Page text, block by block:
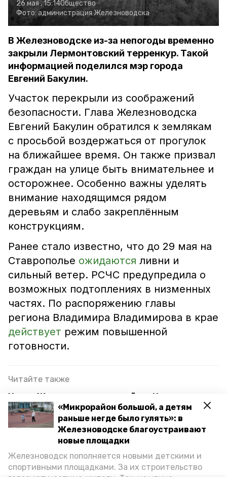
«Микрорайон большой, а детям
раньше негде было гулять»: в
Железноводске благоустраивают
новые площадки
Железноводск пополняется новыми детскими и
спортивными площадками. За их строительство
26 мая , 15:14Общество
Фото:администрация Железноводска
В Железноводске из-за непогоды временно
закрыли Лермонтовский терренкур. Такой
информацией поделился мэр города
Евгений Бакулин.
Участок перекрыли из соображений
безопасности. Глава Железноводска
Евгений Бакулин обратился к землякам
с просьбой воздержаться от прогулок
на ближайшее время. Он также призвал
граждан на улице быть внимательнее и
осторожнее. Особенно важны уделять
внимание находящимся рядом
деревьям и слабо закреплённым
конструкциям.
Ранее стало известно, что до 29 мая на
Ставрополье ожидаются ливни и
сильный ветер. РСЧС предупредила о
возможных подтоплениях в низменных
частях. По распоряжению главы
региона Владимира Владимирова в крае
действует режим повышенной
готовности.
Читайте также
Улицы Железноводска и посёлка Иноземцево
подтопило из-за обильных дождей
Сильные дожди с грозой и градом ожидаются на
Ставрополье 24-26 мая
Губернатор Ставрополья озвучит ежегодное
послание к депутатам 28 мая